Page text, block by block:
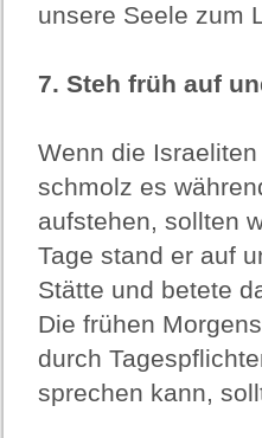
unsere Seele zum
7. Steh früh auf
Wenn die
schmolz es
aufstehen, sollten
Tage stand er auf
Stätte und betete
Die frühen
durch
sprechen kann,